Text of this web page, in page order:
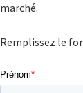
marché.
Remplissez le